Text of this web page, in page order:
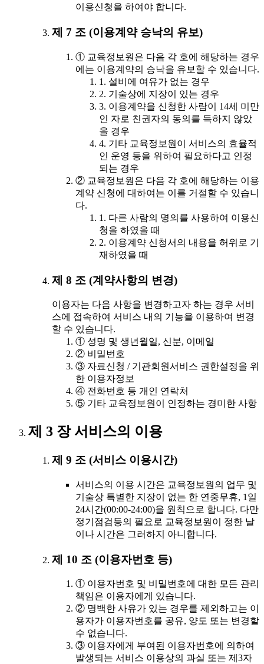
이용신청을 하여야 합니다.
제 7 조 (이용계약 승낙의 유보)
① 교육정보원은 다음 각 호에 해당하는 경우
에는 이용계약의 승낙을 유보할 수 있습니다.
1. 설비에 여유가 없는 경우
2. 기술상에 지장이 있는 경우
3. 이용계약을 신청한 사람이 14세 미만
인 자로 친권자의 동의를 득하지 않았
을 경우
4. 기타 교육정보원이 서비스의 효율적
인 운영 등을 위하여 필요하다고 인정
되는 경우
② 교육정보원은 다음 각 호에 해당하는 이용
계약 신청에 대하여는 이를 거절할 수 있습니
다.
1. 다른 사람의 명의를 사용하여 이용신
청을 하였을 때
2. 이용계약 신청서의 내용을 허위로 기
재하였을 때
제 8 조 (계약사항의 변경)
이용자는 다음 사항을 변경하고자 하는 경우 서비
스에 접속하여 서비스 내의 기능을 이용하여 변경
할 수 있습니다.
① 성명 및 생년월일, 신분, 이메일
② 비밀번호
③ 자료신청 / 기관회원서비스 권한설정을 위
한 이용자정보
④ 전화번호 등 개인 연락처
⑤ 기타 교육정보원이 인정하는 경미한 사항
제 3 장 서비스의 이용
제 9 조 (서비스 이용시간)
서비스의 이용 시간은 교육정보원의 업무 및
기술상 특별한 지장이 없는 한 연중무휴, 1일
24시간(00:00-24:00)을 원칙으로 합니다. 다만
정기점검등의 필요로 교육정보원이 정한 날
이나 시간은 그러하지 아니합니다.
제 10 조 (이용자번호 등)
① 이용자번호 및 비밀번호에 대한 모든 관리
책임은 이용자에게 있습니다.
② 명백한 사유가 있는 경우를 제외하고는 이
용자가 이용자번호를 공유, 양도 또는 변경할
수 없습니다.
③ 이용자에게 부여된 이용자번호에 의하여
발생되는 서비스 이용상의 과실 또는 제3자